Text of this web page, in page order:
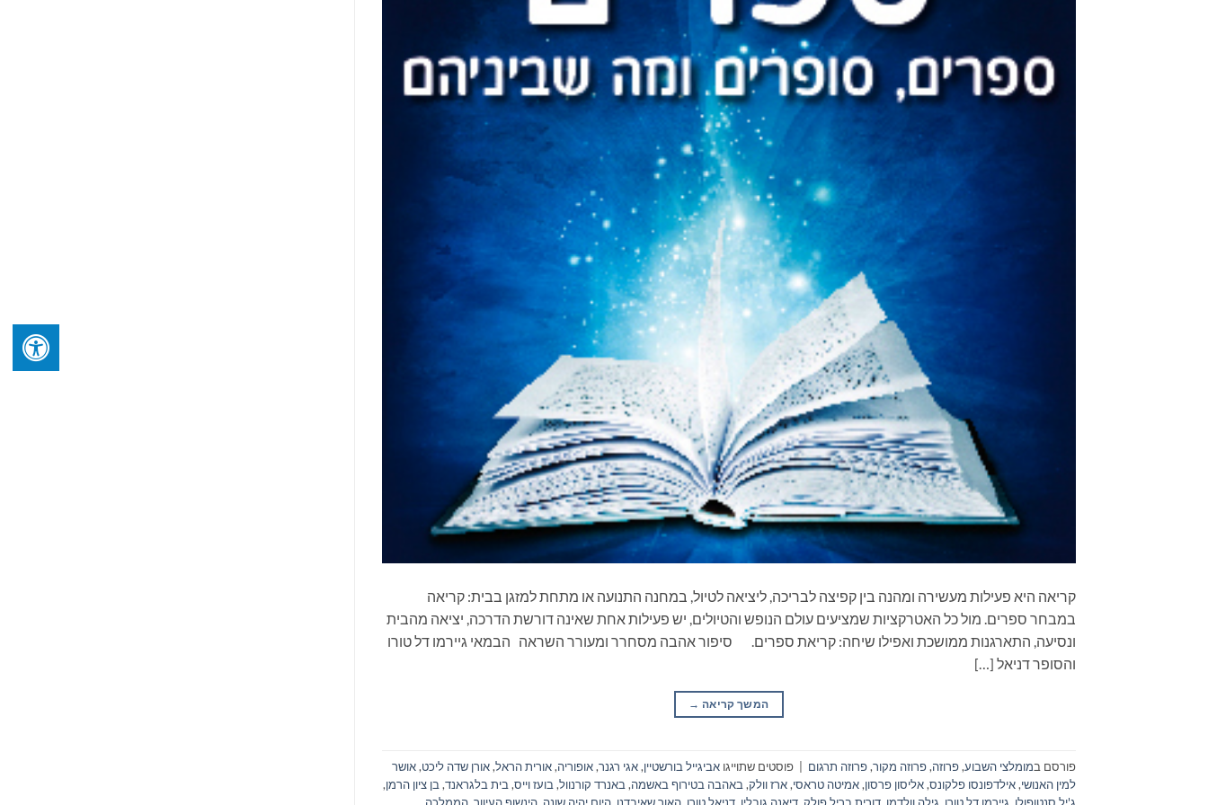
קריאה היא פעילות מעשירה ומהנה בין קפיצה לבריכה, ליציאה לטיול, במחנה התנועה או מתחת למזגן בבית: קריאה
במבחר ספרים. מול כל האטרקציות שמציעים עולם הנופש והטיולים, יש פעילות אחת שאינה דורשת הדרכה, יציאה מהבית
ונסיעה, התארגנות ממושכת ואפילו שיחה: קריאת ספרים. סיפור אהבה מסחרר ומעורר השראה הבמאי גיירמו דל טורו
והסופר דניאל […]
המשך קריאה →
פורסם במומלצי השבוע,פרוזה,פרוזה מקור,פרוזה תרגום פוסטים שתוייגו אביגייל בורשטיין,אגי רגנר,אופוריה,אורית הראל,אורן שדה ליכט,אושר
למין האנושי,אילדפונסו פלקונס,אליסון פרסון,אמיטה טראסי,ארז וולק, באהבה בטירוף באשמה, באנרד קורנוול, בועז וייס, בית בלגראנד, בן ציון הרמן,
ג'יל סנטופולו גיירמו דל טורו גילה וולדמן דורית בריל פולק דיאנה גובלין דניאל טורו האור שאיבדנו היום יהיה שונה הינשוף העיוור הממלכה